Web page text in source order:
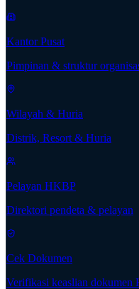
Kantor Pusat
Pimpinan & struktur
Wilayah & Huria
Distrik, Resort & Huria
Pelayan HKBP
Direktori pendeta & pelayan
Cek Dokumen
Verifikasi keaslian dokumen